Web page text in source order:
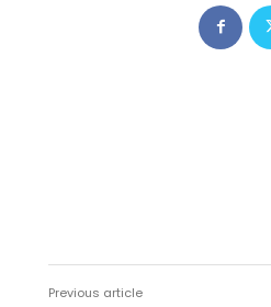
Previous article